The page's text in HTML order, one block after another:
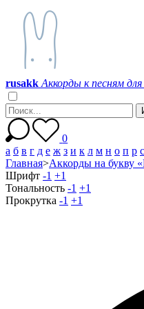
rusakk Аккорды к песням
0
а б в г д е ж з и к л м н о п р с
Главная>Аккорды на букву
Шрифт -1 +1
Тональность -1 +1
Прокрутка -1 +1